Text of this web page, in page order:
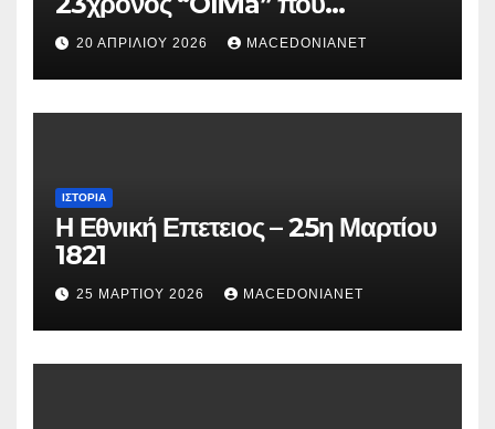
κατηγορείται για τον θάνατο της
Μυρτούς
20 ΑΠΡΙΛΊΟΥ 2026 MACEDONIANET
ΙΣΤΟΡΊΑ
Η Εθνική Επετειος – 25η Μαρτίου
1821
25 ΜΑΡΤΊΟΥ 2026 MACEDONIANET